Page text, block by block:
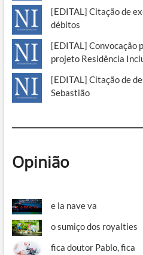
[EDITAL] Citação de
débitos
[EDITAL] Convocação
projeto Residência
[EDITAL] Citação de
Sebastião
Opinião
e la nave va
o sumiço dos royalties
fica doutor Pablo, fica